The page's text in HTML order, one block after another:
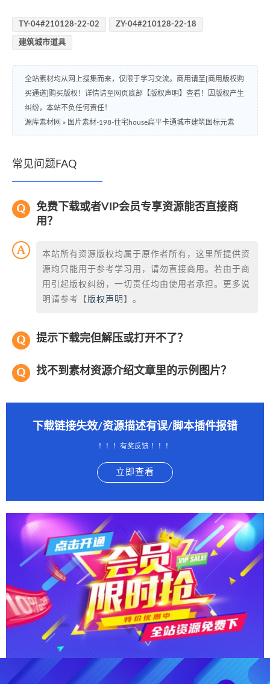
TY-04#210128-22-02 ZY-04#210128-22-18
建筑城市道具
全站素材均从网上搜集而来，仅限于学习交流。商用请至[商用版权购
买通道]购买版权！详情请至网页底部【版权声明】查看！因版权产生
纠纷，本站不负任何责任！
源库素材网 » 图片素材-198-住宅house扁平卡通城市建筑图标元素
常见问题FAQ
免费下载或者VIP会员专享资源能否直接商
用？
本站所有资源版权均属于原作者所有，这里所提供资
源均只能用于参考学习用，请勿直接商用。若由于商
用引起版权纠纷，一切责任均由使用者承担。更多说
明请参考【 版权声明 】。
提示下载完但解压或打开不了？
找不到素材资源介绍文章里的示例图片？
下载链接失效/资源描述有误/脚本插件报错
！！！有奖反馈 ！！！
立即查看